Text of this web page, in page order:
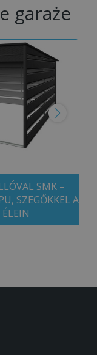
garaże
SMK –
SZEGŐKKEL A